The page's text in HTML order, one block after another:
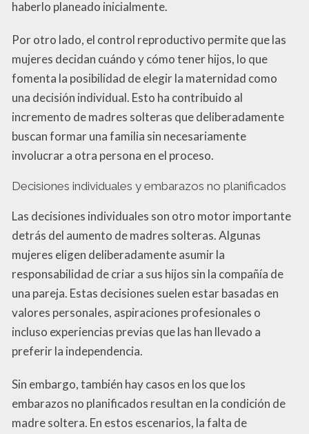
haberlo planeado inicialmente.
Por otro lado, el control reproductivo permite que las
mujeres decidan cuándo y cómo tener hijos, lo que
fomenta la posibilidad de elegir la maternidad como
una decisión individual. Esto ha contribuido al
incremento de madres solteras que deliberadamente
buscan formar una familia sin necesariamente
involucrar a otra persona en el proceso.
Decisiones individuales y embarazos no planificados
Las decisiones individuales son otro motor importante
detrás del aumento de madres solteras. Algunas
mujeres eligen deliberadamente asumir la
responsabilidad de criar a sus hijos sin la compañía de
una pareja. Estas decisiones suelen estar basadas en
valores personales, aspiraciones profesionales o
incluso experiencias previas que las han llevado a
preferir la independencia.
Sin embargo, también hay casos en los que los
embarazos no planificados resultan en la condición de
madre soltera. En estos escenarios, la falta de